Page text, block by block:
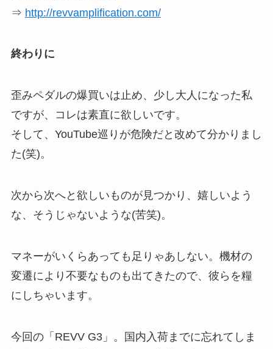
⇒ http://revvamplification.com/
終わりに
歪みペダルの爆買いは止め、少し大人になった私
ですが、コレは素直に欲しいです。
そして、YouTube巡りが危険だと改めて分かりまし
た(笑)。
次から次へと欲しいものが見つかり、嬉しいよう
な、そうじゃないような(苦笑)。
マネーがいくらあっても足りゃあしない。機材の
変遷により不要なものも出てきたので、彼らを糧
にしちゃいます。
今回の「REVV G3」。国内入荷までに忘れてしま